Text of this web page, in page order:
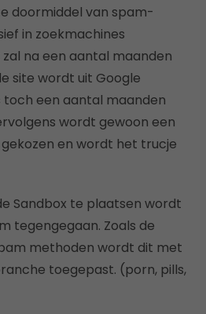
doormiddel van spam-
in zoekmachines
na een aantal maanden
site wordt uit Google
toch een aantal maanden
wordt gewoon een
en wordt het trucje
Sandbox te plaatsen wordt
tegengegaan. Zoals de
methoden wordt dit met
toegepast. (porn, pills,